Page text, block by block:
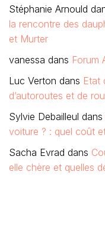
Stéphanie Arnould
la rencontre des
et Murter
vanessa dans Forum
Luc Verton dans Etat
d’autoroutes et de
Sylvie Debailleul dans
voiture ? : quel coût
Sacha Evrad dans
elle chère et quelles